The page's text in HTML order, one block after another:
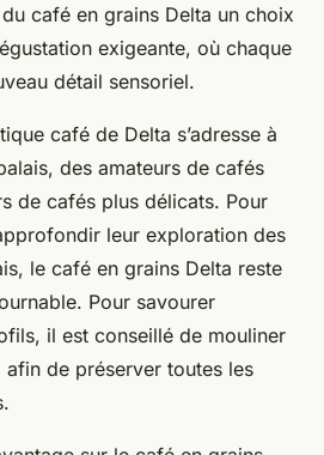
café en grains Delta un choix
exigeante, où chaque
détail sensoriel.
café de Delta s’adresse à
des amateurs de cafés
de cafés plus délicats. Pour
leur exploration des
le café en grains Delta reste
Pour savourer
il est conseillé de mouliner
afin de préserver toutes les